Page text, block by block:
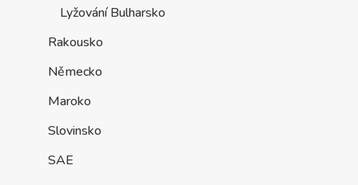
Lyžování Bulharsko
Rakousko
Německo
Maroko
Slovinsko
SAE